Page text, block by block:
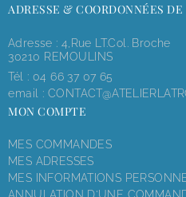
ADRESSE & COORDONNÉES
Adresse : 4,rue LT.Col. Broche
30210 REMOULINS
Tél : 04 66 37 07 65
email :
MON COMPTE
MES COMMANDES
MES ADRESSES
MES INFORMATIONS